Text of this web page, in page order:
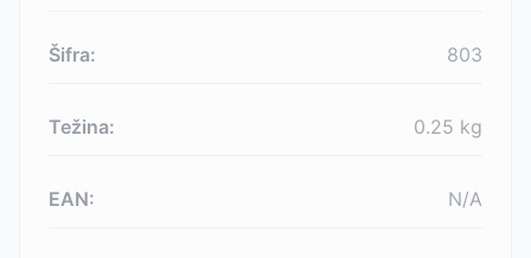
Šifra: 803
Težina: 0.25 kg
EAN: N/A